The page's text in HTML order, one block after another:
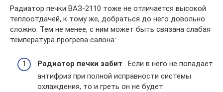
Радиатор печки ВАЗ-2110 тоже не отличается высокой
теплоотдачей, к тому же, добраться до него довольно
сложно. Тем не менее, с ним может быть связана слабая
температура прогрева салона:
Радиатор печки забит . Если в него не попадает
антифриз при полной исправности системы
охлаждения, то и греть он не будет.